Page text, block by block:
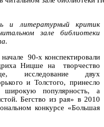
и литературный критик
зале библиотеки
90-х конспектировали
Ницше на творчество
исследование двух
и Толстого, принесло
популярность, а
Бегство из рая» в 2010
конкурсе «Большая